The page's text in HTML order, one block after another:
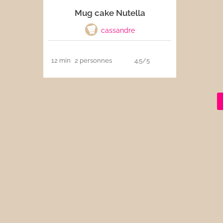
Boissons
Mug cake Nutella
cassandre
12 min 2 personnes 4.5/5